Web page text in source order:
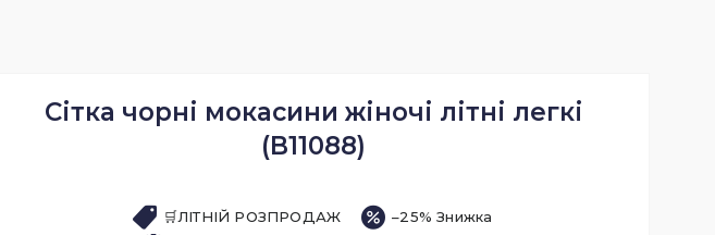
Сітка чорні мокасини жіночі літні легкі
(B11088)
🛒ЛІТНІЙ РОЗПРОДАЖ
–25%